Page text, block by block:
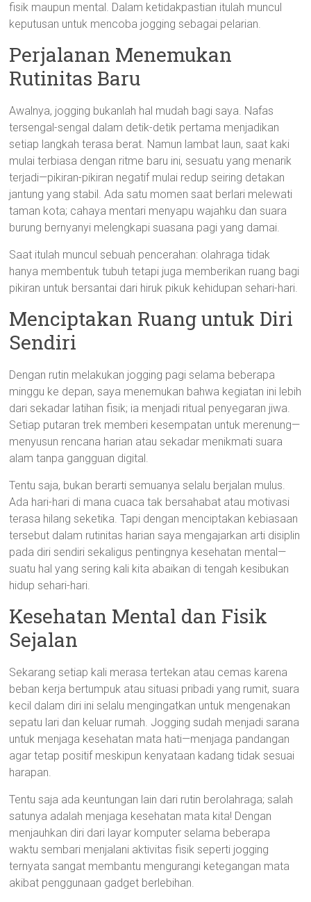
fisik maupun mental. Dalam ketidakpastian itulah muncul
keputusan untuk mencoba jogging sebagai pelarian.
Perjalanan Menemukan
Rutinitas Baru
Awalnya, jogging bukanlah hal mudah bagi saya. Nafas
tersengal-sengal dalam detik-detik pertama menjadikan
setiap langkah terasa berat. Namun lambat laun, saat kaki
mulai terbiasa dengan ritme baru ini, sesuatu yang menarik
terjadi—pikiran-pikiran negatif mulai redup seiring detakan
jantung yang stabil. Ada satu momen saat berlari melewati
taman kota; cahaya mentari menyapu wajahku dan suara
burung bernyanyi melengkapi suasana pagi yang damai.
Saat itulah muncul sebuah pencerahan: olahraga tidak
hanya membentuk tubuh tetapi juga memberikan ruang bagi
pikiran untuk bersantai dari hiruk pikuk kehidupan sehari-hari.
Menciptakan Ruang untuk Diri
Sendiri
Dengan rutin melakukan jogging pagi selama beberapa
minggu ke depan, saya menemukan bahwa kegiatan ini lebih
dari sekadar latihan fisik; ia menjadi ritual penyegaran jiwa.
Setiap putaran trek memberi kesempatan untuk merenung—
menyusun rencana harian atau sekadar menikmati suara
alam tanpa gangguan digital.
Tentu saja, bukan berarti semuanya selalu berjalan mulus.
Ada hari-hari di mana cuaca tak bersahabat atau motivasi
terasa hilang seketika. Tapi dengan menciptakan kebiasaan
tersebut dalam rutinitas harian saya mengajarkan arti disiplin
pada diri sendiri sekaligus pentingnya kesehatan mental—
suatu hal yang sering kali kita abaikan di tengah kesibukan
hidup sehari-hari.
Kesehatan Mental dan Fisik
Sejalan
Sekarang setiap kali merasa tertekan atau cemas karena
beban kerja bertumpuk atau situasi pribadi yang rumit, suara
kecil dalam diri ini selalu mengingatkan untuk mengenakan
sepatu lari dan keluar rumah. Jogging sudah menjadi sarana
untuk menjaga kesehatan mata hati—menjaga pandangan
agar tetap positif meskipun kenyataan kadang tidak sesuai
harapan.
Tentu saja ada keuntungan lain dari rutin berolahraga; salah
satunya adalah menjaga kesehatan mata kita! Dengan
menjauhkan diri dari layar komputer selama beberapa
waktu sembari menjalani aktivitas fisik seperti jogging
ternyata sangat membantu mengurangi ketegangan mata
akibat penggunaan gadget berlebihan.